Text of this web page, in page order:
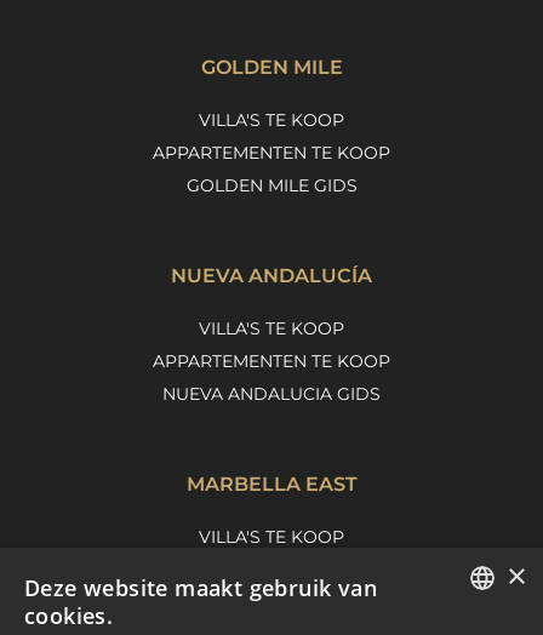
GOLDEN MILE
VILLA'S TE KOOP
APPARTEMENTEN TE KOOP
GOLDEN MILE GIDS
NUEVA ANDALUCÍA
VILLA'S TE KOOP
APPARTEMENTEN TE KOOP
NUEVA ANDALUCIA GIDS
MARBELLA EAST
VILLA'S TE KOOP
MARBELLA EAST GUIDE
×
Deze website maakt gebruik van
cookies.